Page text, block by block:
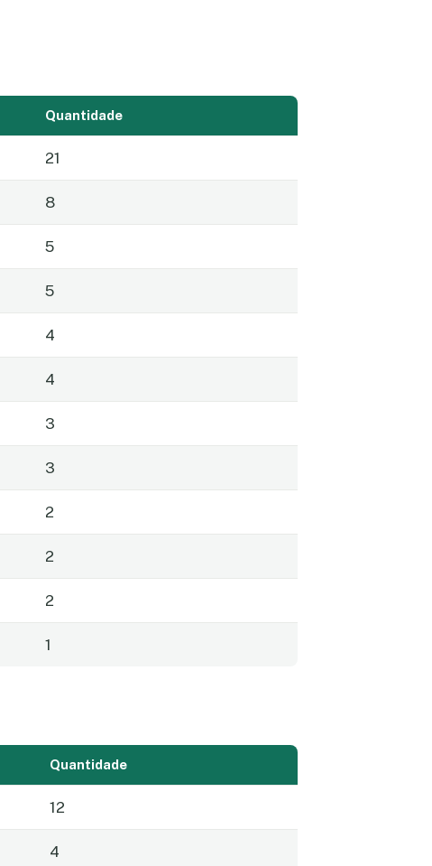
Quantidade
21
8
5
5
4
4
3
3
2
2
2
1
Quantidade
12
4